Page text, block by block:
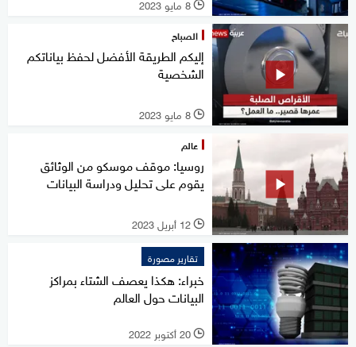
l 8 مايو 2023
الصباح
إليكم الطريقة الأفضل لحفظ بياناتكم
الشخصية
l 8 مايو 2023
عالم
روسيا: موقف موسكو من الوثائق
يقوم على تحليل ودراسة البيانات
l 12 أبريل 2023
تقارير مصورة
خبراء: هكذا يعصف الشتاء بمراكز
البيانات حول العالم
l 20 أكتوبر 2022